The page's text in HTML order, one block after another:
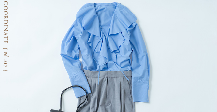
COORDINATE
{ Nﾟ.07 }